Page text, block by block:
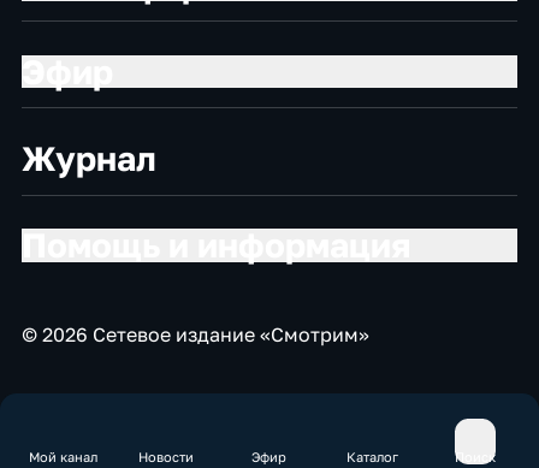
Мой канал Новости Эфир Каталог Поиск
Журнал
© 2026 Сетевое издание «Смотрим»